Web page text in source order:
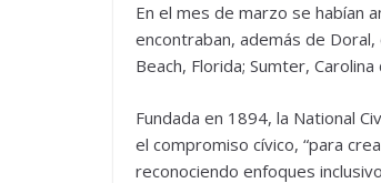
En el mes de marzo se habían
encontraban, además de
Beach, Florida; Sumter,
Fundada en 1894, la National
el compromiso cívico, “para
reconociendo enfoques